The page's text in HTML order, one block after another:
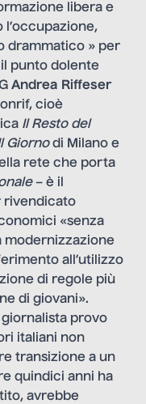
libera e
l’occupazione,
drammatico » per
punto dolente
Andrea Riffeser
cioè
Il Resto del
Giornodi Milano e
rete che porta
– è il
rivendicato
«senza
modernizzazione
all’utilizzo
di regole più
di giovani».
giornalista provo
italiani non
transizione a un
quindici anni ha
avrebbe